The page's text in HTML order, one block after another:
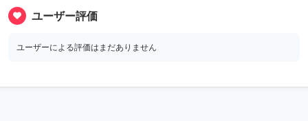
ユーザー評価
ユーザーによる評価はまだありません